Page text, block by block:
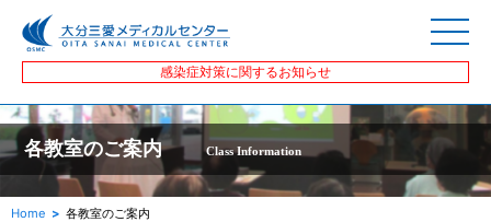
感染症対策に関するお知らせ
各教室のご案内 Class Information
Home 各教室のご案内